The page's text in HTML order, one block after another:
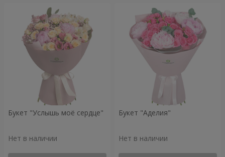
Букет "Услышь моё сердце"
Нет в наличии
Букет "Аделия"
Нет в наличии